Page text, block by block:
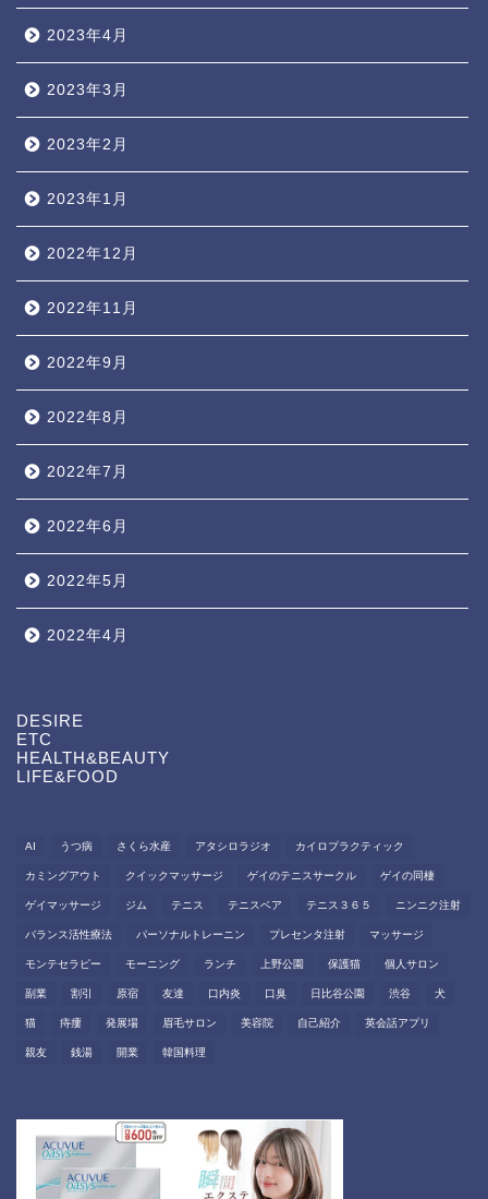
2023年4月
2023年3月
2023年2月
2023年1月
2022年12月
2022年11月
2022年9月
2022年8月
2022年7月
2022年6月
2022年5月
2022年4月
DESIRE
ETC
HEALTH&BEAUTY
LIFE&FOOD
AI うつ病 さくら水産 アタシロラジオ カイロプラクティック
カミングアウト クイックマッサージ ゲイのテニスサークル ゲイの同棲
ゲイマッサージ ジム テニス テニスベア テニス３６５ ニンニク注射
バランス活性療法 パーソナルトレーニン プレセンタ注射 マッサージ
モンテセラピー モーニング ランチ 上野公園 保護猫 個人サロン
副業 割引 原宿 友達 口内炎 口臭 日比谷公園 渋谷 犬
猫 痔瘻 発展場 眉毛サロン 美容院 自己紹介 英会話アプリ
親友 銭湯 開業 韓国料理